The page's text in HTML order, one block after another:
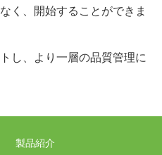
く、開始することができま
し、より一層の品質管理に
製品紹介